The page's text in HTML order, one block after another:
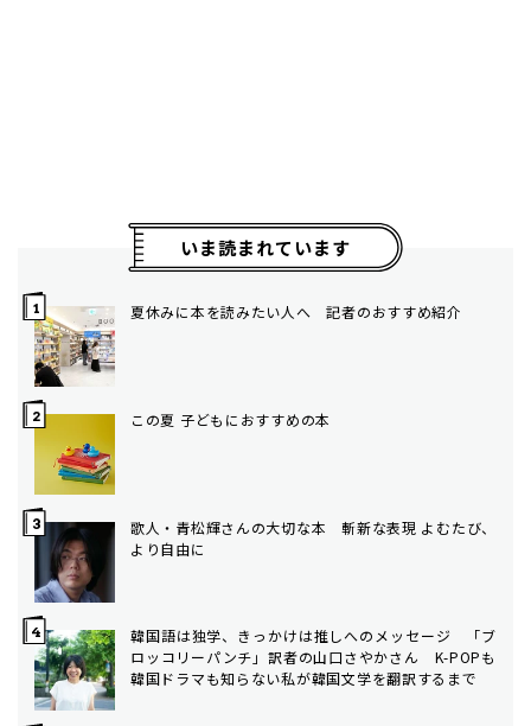
いま読まれています
夏休みに本を読みたい人へ 記者のおすすめ紹介
この夏 子どもにおすすめの本
歌人・青松輝さんの大切な本 斬新な表現 よむたび、
より自由に
韓国語は独学、きっかけは推しへのメッセージ 「ブ
ロッコリーパンチ」訳者の山口さやかさん K-POPも
韓国ドラマも知らない私が韓国文学を翻訳するまで